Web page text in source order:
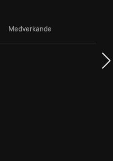
Medverkande